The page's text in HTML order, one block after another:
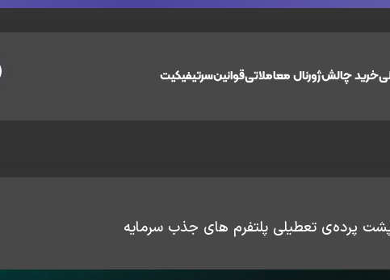
خرید چالشژورنال معاملاتیقوانینسرتیفیکیت
پرده‌ی تعطیلی پلتفرم های جذب سرمایه